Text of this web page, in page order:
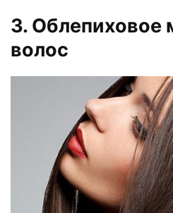
3. Облепиховое
волос